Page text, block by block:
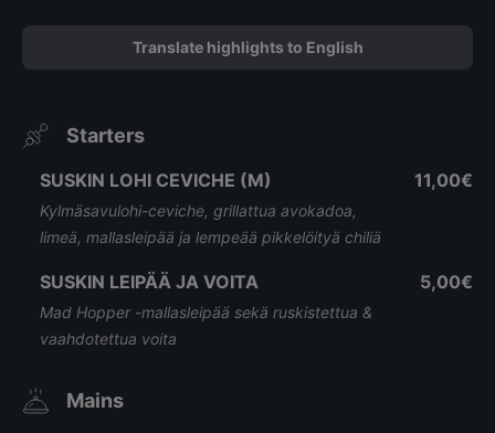
Translate highlights to English
Starters
SUSKIN LOHI CEVICHE (M)
Kylmäsavulohi-ceviche, grillattua avokadoa,
limeä, mallasleipää ja lempeää pikkelöityä chiliä
11,00€
SUSKIN LEIPÄÄ JA VOITA
Mad Hopper -mallasleipää sekä ruskistettua &
vaahdotettua voita
5,00€
Mains